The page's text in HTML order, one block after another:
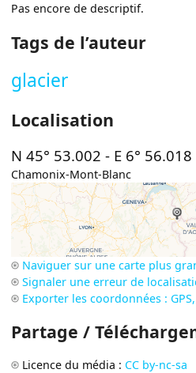
Pas encore de descriptif.
Tags de l’auteur
glacier
Localisation
N 45° 53.002 - E 6° 56.018
Chamonix-Mont-Blanc
Naviguer sur une carte plus
Signaler une erreur de
Exporter les coordonnées :
Partage /
Licence du média : CC by-nc-sa